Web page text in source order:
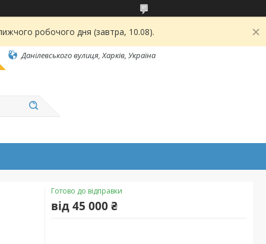
робочого дня (завтра, 10.08).
Данілевського вулиця, Харків, Україна
Готово до відправки
від45 000 ₴